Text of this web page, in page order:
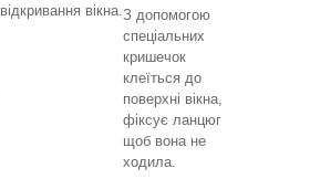
відкривання вікна.З допомогою
спеціальних
кришечок
клеїться до
поверхні вікна,
фіксує ланцюг
щоб вона не
ходила.